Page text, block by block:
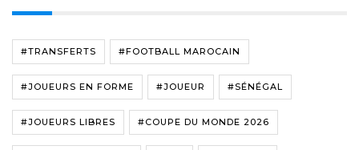
#TRANSFERTS #FOOTBALL MAROCAIN
#JOUEURS EN FORME #JOUEUR #SÉNÉGAL
#JOUEURS LIBRES #COUPE DU MONDE 2026